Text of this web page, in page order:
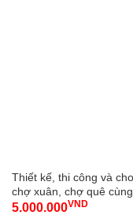
Thiết kế, thi công và
chợ xuân, chợ quê
5.000.000VND